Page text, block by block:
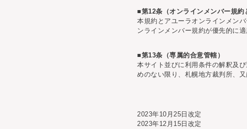
■第12条（オンラインメンバー規約
本規約とアユーラオンラインメン
ンラインメンバー規約が優先的に
■第13条（専属的合意管轄）
本サイト並びに利用条件の解釈及
めのない限り、札幌地方裁判所、
2023年10月25日改定
2023年12月15日改定